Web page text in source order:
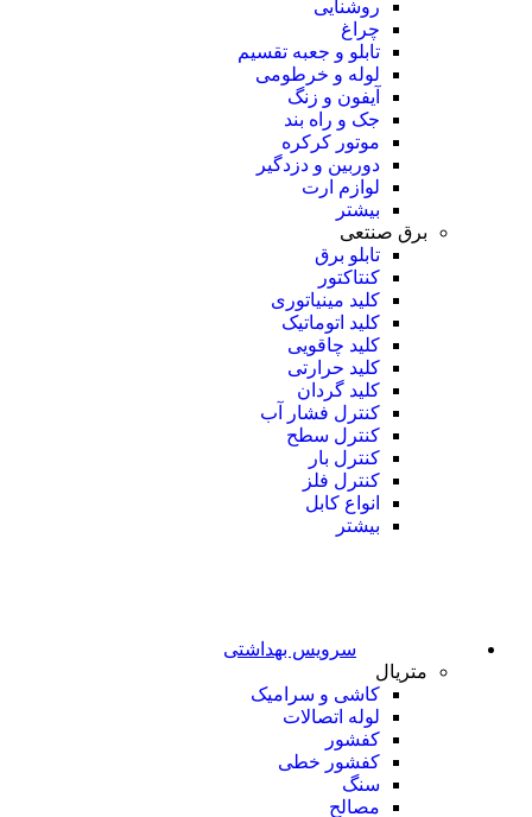
روشنایی
چراغ
تابلو و جعبه تقسیم
لوله و خرطومی
آیفون و زنگ
جک و راه بند
موتور کرکره
دوربین و دزدگیر
لوازم ارت
بیشتر
برق صنتعی
تابلو برق
کنتاکتور
کلید مینیاتوری
کلید اتوماتیک
کلید چاقویی
کلید حرارتی
کلید گردان
کنترل فشار آب
کنترل سطح
کنترل بار
کنترل فلز
انواع کابل
بیشتر
سرویس بهداشتی
متریال
کاشی و سرامیک
لوله اتصالات
کفشور
کفشور خطی
سنگ
مصالح